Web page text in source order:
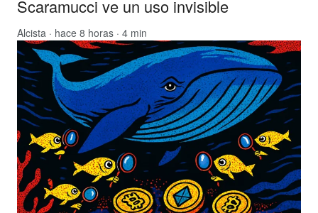
Scaramucci ve un uso invisible
Alcista · hace 8 horas · 4 min